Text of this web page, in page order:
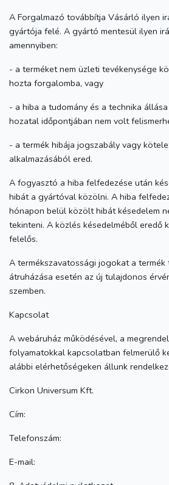
A Forgalmazó továbbítja Vásárló ilyen
gyártója felé. A gyártó mentesül ilyen
amennyiben:
- a terméket nem üzleti tevékenysége
hozta forgalomba, vagy
- a hiba a tudomány és a technika
hozatal időpontjában nem volt
- a termék hibája jogszabály vagy
alkalmazásából ered.
A fogyasztó a hiba felfedezése után
hibát a gyártóval közölni. A hiba
hónapon belül közölt hibát késedelem
tekinteni. A közlés késedelméből eredő
felelős.
A termékszavatossági jogokat a
átruházása esetén az új tulajdonos
szemben.
Kapcsolat
A webáruház működésével, a
folyamatokkal kapcsolatban felmerülő
alábbi elérhetőségeken állunk
Cirkon Universum Kft.
Cím:
Telefonszám:
E-mail: